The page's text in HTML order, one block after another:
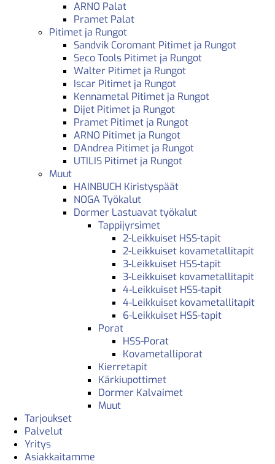
ARNO Palat
Pramet Palat
Pitimet ja Rungot
Sandvik Coromant Pitimet ja Rungot
Seco Tools Pitimet ja Rungot
Walter Pitimet ja Rungot
Iscar Pitimet ja Rungot
Kennametal Pitimet ja Rungot
Dijet Pitimet ja Rungot
Pramet Pitimet ja Rungot
ARNO Pitimet ja Rungot
DAndrea Pitimet ja Rungot
UTILIS Pitimet ja Rungot
Muut
HAINBUCH Kiristyspäät
NOGA Työkalut
Dormer Lastuavat työkalut
Tappijyrsimet
2-Leikkuiset HSS-tapit
2-Leikkuiset kovametallitapit
3-Leikkuiset HSS-tapit
3-Leikkuiset kovametallitapit
4-Leikkuiset HSS-tapit
4-Leikkuiset kovametallitapit
6-Leikkuiset HSS-tapit
Porat
HSS-Porat
Kovametalliporat
Kierretapit
Kärkiupottimet
Dormer Kalvaimet
Muut
Tarjoukset
Palvelut
Yritys
Asiakkaitamme